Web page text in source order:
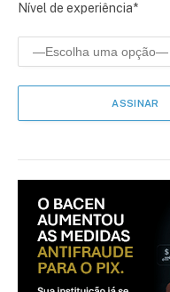
Nível de experiência*